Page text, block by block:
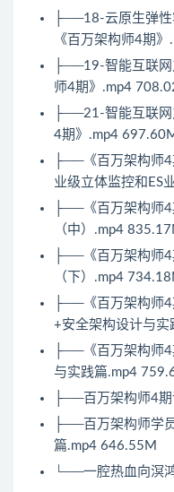
├──18-云原生弹性
《百万架构师4期
├──19-智能互联网
师4期》.mp4
├──21-智能互联网
4期》.mp4
├──《百万架构师
业级立体监控和ES
├──《百万架构师
（中）.mp4
├──《百万架构师
（下）.mp4
├──《百万架构师
+安全架构设计与
├──《百万架构师
与实践篇.mp4
├──百万架构师4
├──百万架构师学
篇.mp4 646.55M
└──一腔热血向溟